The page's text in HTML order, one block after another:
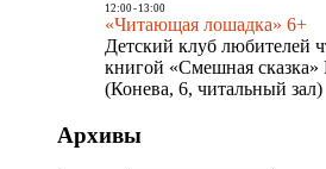
12:00- 13:00
«Читающая лошадка» 6+
Детский клуб любителей
книгой «Смешная
(Конева, 6, читальный зал)
Архивы